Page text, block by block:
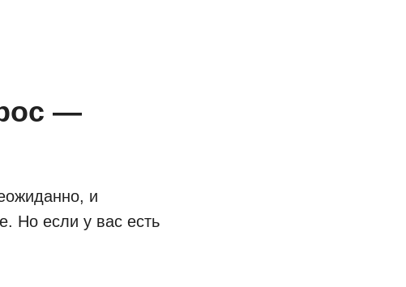
—
и
Но если у вас есть